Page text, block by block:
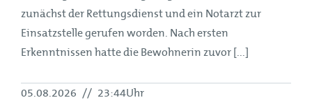
zunächst der Rettungsdienst und ein Notarzt zur
Einsatzstelle gerufen worden. Nach ersten
Erkenntnissen hatte die Bewohnerin zuvor [...]
05.08.2026 // 23:44Uhr